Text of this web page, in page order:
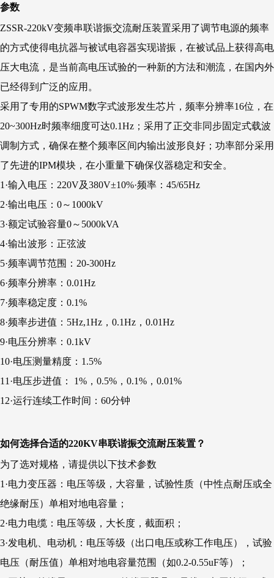
参数
ZSSR-220kV变频串联谐振交流耐压装置采用了调节电源的频率
的方式使得电抗器与被试电容器实现谐振，在被试品上获得高电
压大电流，是当前高电压试验的一种新的方法和潮流，在国内外
已经得到广泛的应用。
采用了专用的SPWM数字式波形发生芯片，频率分辨率16位，在
20~300Hz时频率细度可达0.1Hz；采用了正交非同步固定式载波
调制方式，确保在整个频率区间内输出波形良好；功率部分采用
了先进的IPM模块，在小重量下确保仪器稳定和安全。
1·输入电压：220V及380V±10%·频率：45/65Hz
2·输出电压：0～1000kV
3·额定试验容量0～5000kVA
4·输出波形：正弦波
5·频率调节范围：20-300Hz
6·频率分辨率：0.01Hz
7·频率稳定度：0.1%
8·频率步进值：5Hz,1Hz，0.1Hz，0.01Hz
9·电压分辨率：0.1kV
10·电压测量精度：1.5%
11·电压步进值： 1%，0.5%，0.1%，0.01%
12·运行连续工作时间：60分钟
如何选择合适的220KV串联谐振交流耐压装置？
为了选对规格，请提供以下技术参数
1·电力变压器：电压等级，大容量，试验性质（中性点耐压或全
绝缘耐压）单相对地电容量；
2·电力电缆：电压等级，大长度，截面积；
3·发电机、电动机：电压等级（出口电压或称工作电压），试验
电压（耐压值）单相对地电容量范围（如0.2-0.55uF等）；